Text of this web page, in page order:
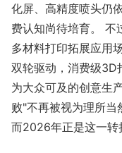
化屏、高精度喷头仍
费认知尚待培育。 不
多材料打印拓展应用
双轮驱动，消费级3D
为大众可及的创意生
败"不再被视为理所当
而2026年正是这一转